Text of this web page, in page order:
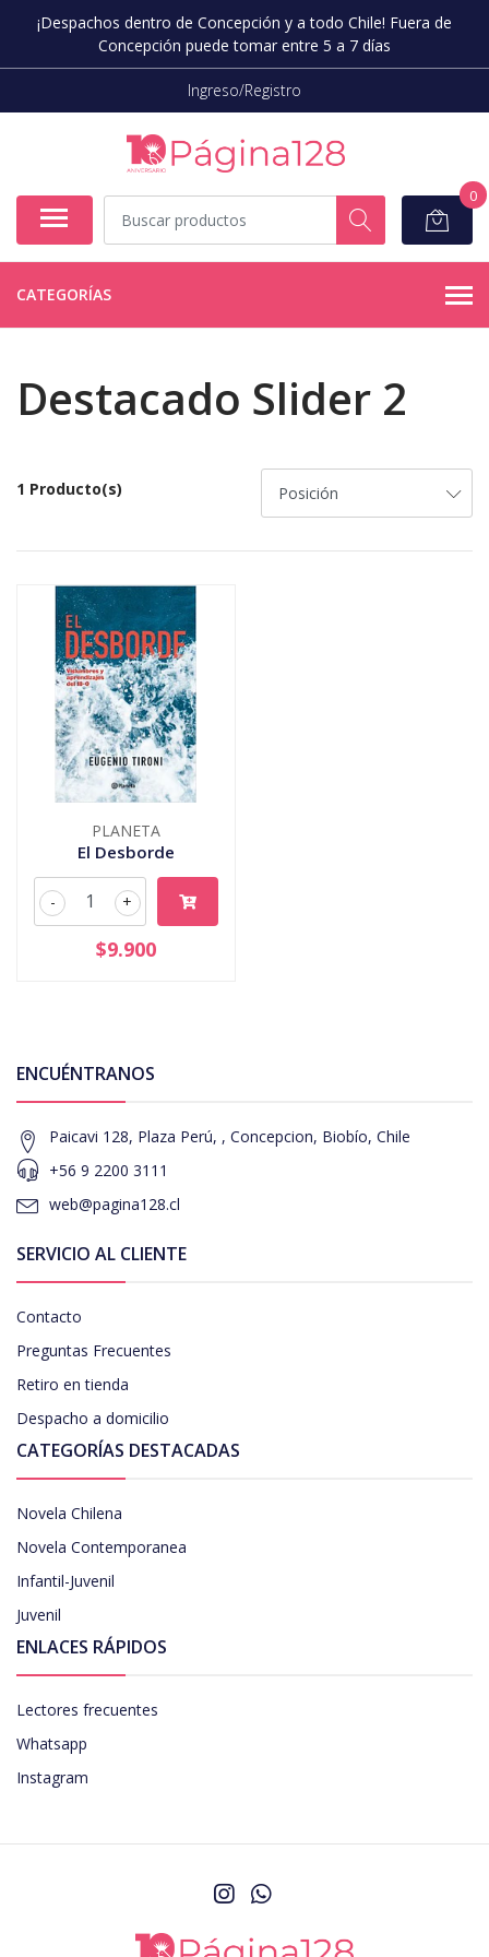
¡Despachos dentro de Concepción y a todo Chile! Fuera de
Concepción puede tomar entre 5 a 7 días
Ingreso/Registro
0
CATEGORÍAS
Destacado Slider 2
1 Producto(s)
PLANETA
El Desborde
+
-
$9.900
ENCUÉNTRANOS
Paicavi 128, Plaza Perú, , Concepcion, Biobío, Chile
+56 9 2200 3111
web@pagina128.cl
SERVICIO AL CLIENTE
Contacto
Preguntas Frecuentes
Retiro en tienda
Despacho a domicilio
CATEGORÍAS DESTACADAS
Novela Chilena
Novela Contemporanea
Infantil-Juvenil
Juvenil
ENLACES RÁPIDOS
Lectores frecuentes
Whatsapp
Instagram